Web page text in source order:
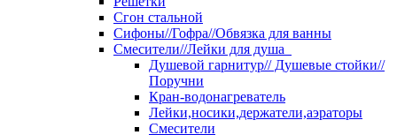
Сгон стальной
Сифоны//Гофра//Обвязка для ванны
Смесители//Лейки для душа
Душевой гарнитур// Душевые стойки//
Поручни
Кран-водонагреватель
Лейки,носики,держатели,аэраторы
Смесители